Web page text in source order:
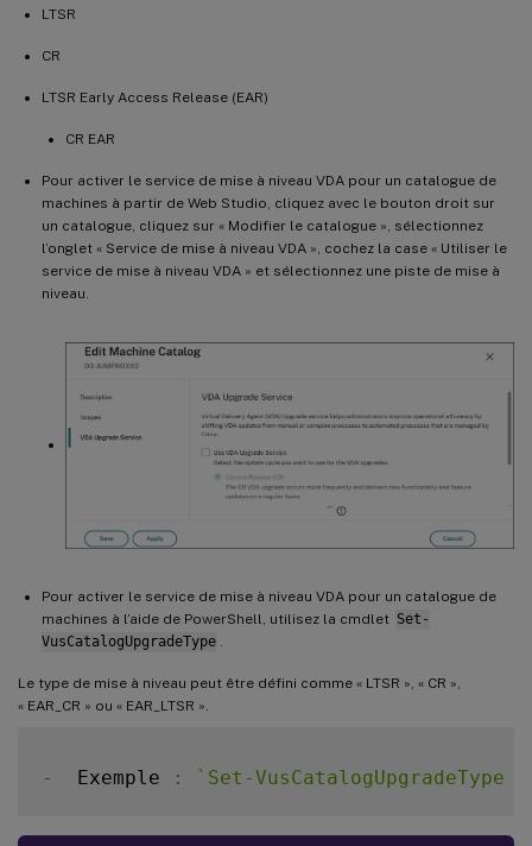
LTSR
CR
LTSR Early Access Release (EAR)
CR EAR
Pour activer le service de mise à niveau VDA pour un catalogue de
machines à partir de Web Studio, cliquez avec le bouton droit sur
un catalogue, cliquez sur « Modifier le catalogue », sélectionnez
l’onglet « Service de mise à niveau VDA », cochez la case « Utiliser le
service de mise à niveau VDA » et sélectionnez une piste de mise à
niveau.
Pour activer le service de mise à niveau VDA pour un catalogue de
machines à l’aide de PowerShell, utilisez la cmdlet Set-
VusCatalogUpgradeType .
Le type de mise à niveau peut être défini comme « LTSR », « CR »,
« EAR_CR » ou « EAR_LTSR ».
-
  Exemple
: ` Set-VusCatalogUpgradeType